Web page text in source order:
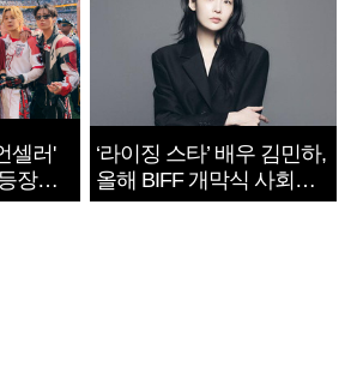
셀러'
장
‘라이징 스타’ 배우 김민하,
올해 BIFF 개막식 사회자
확정